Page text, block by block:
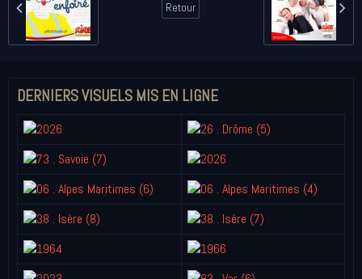
Retour
DERNIERS VISUELS MIS EN LIGNE